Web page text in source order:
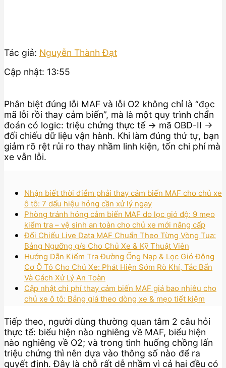
Tác giả: Nguyễn Thành Đạt
Cập nhật: 13:55
Phân biệt đúng lỗi MAF và lỗi O2 không chỉ là “đọc
mã lỗi rồi thay cảm biến”, mà là một quy trình chẩn
đoán có logic: triệu chứng thực tế → mã OBD-II →
đối chiếu dữ liệu vận hành. Khi làm đúng thứ tự, bạn
giảm rõ rệt rủi ro thay nhầm linh kiện, tốn chi phí mà
xe vẫn lỗi.
Nhận biết thời điểm phải thay cảm biến MAF cho chủ xe
ô tô: 7 dấu hiệu hỏng cần xử lý ngay
Phòng tránh hỏng cảm biến MAF do lọc gió độ: 9 mẹo
kiểm tra – vệ sinh an toàn cho chủ xe mới nâng cấp
Đối Chiếu Live Data MAF Chuẩn Theo Từng Vòng Tua:
Bảng Ngưỡng g/s Cho Chủ Xe & Kỹ Thuật Viên
Hướng Dẫn Kiểm Tra Đường Ống Nạp & Lọc Gió Động
Cơ Ô Tô Cho Chủ Xe: Phát Hiện Sớm Rò Khí, Tắc Bẩn
Và Cách Xử Lý An Toàn
Cập nhật chi phí thay cảm biến MAF giá bao nhiêu cho
chủ xe ô tô: Bảng giá theo dòng xe & mẹo tiết kiệm
Tiếp theo, người dùng thường quan tâm 2 câu hỏi
thực tế: biểu hiện nào nghiêng về MAF, biểu hiện
nào nghiêng về O2; và trong tình huống chồng lấn
triệu chứng thì nên dựa vào thông số nào để ra
quyết định. Đây là chỗ rất dễ nhầm vì cả hai đều có